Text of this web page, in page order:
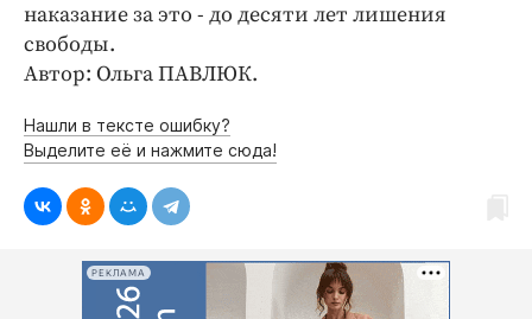
наказание за это - до десяти лет лишения
свободы.
Автор: Ольга ПАВЛЮК.
Нашли в тексте ошибку?
Выделите её и нажмите сюда!
РЕКЛАМА